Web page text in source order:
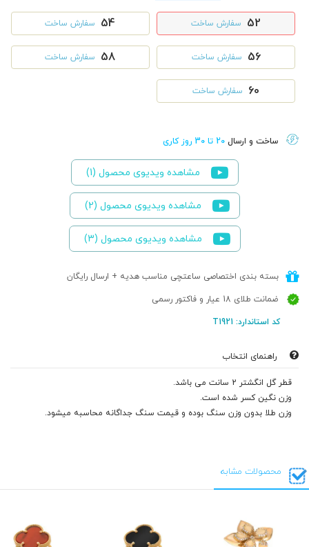
52 سفارش ساخت 54 سفارش ساخت
56 سفارش ساخت 58 سفارش ساخت
60 سفارش ساخت
ساخت و ارسال 20 تا 30 روز کاری
مشاهده ویدیوی محصول (1)
مشاهده ویدیوی محصول (2)
مشاهده ویدیوی محصول (3)
بسته بندی اختصاصی ساعتچی مناسب هدیه + ارسال رایگان
ضمانت طلای 18 عیار و فاکتور رسمی
کد استاندارد: T1921
راهنمای انتخاب
قطر گل انگشتر 2 سانت می باشد.
وزن نگین کسر شده است.
وزن طلا بدون وزن سنگ بوده و قیمت سنگ جداگانه محاسبه میشود.
محصولات مشابه